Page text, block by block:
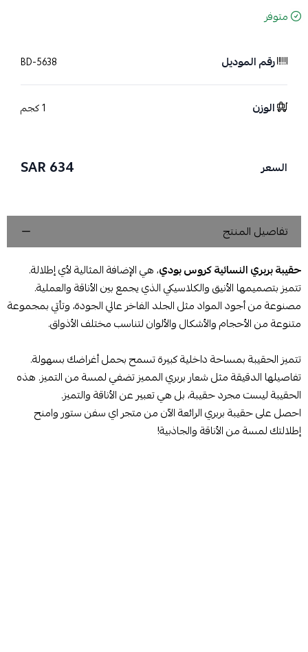
متوفر
رقم الموديل BD-5638
الوزن 1 كجم
السعر 634 SAR
تفاصيل المنتج
حقيبة بربري النسائية كروس بودي، هي الإضافة المثالية لأي إطلالة.
تتميز بتصميمها الأنيق والكلاسيكي الذي يجمع بين الأناقة والعملية.
مصنوعة من أجود المواد مثل الجلد الفاخر عالي الجودة، وتأتي بمجموعة
متنوعة من الأحجام والأشكال والألوان لتناسب مختلف الأذواق.
تتميز الحقيبة بمساحة داخلية كبيرة تسمح بحمل أغراضك بسهولة.
تفاصيلها الدقيقة مثل شعار بربري المميز تضفي لمسة من التميز. هذه
الحقيبة ليست مجرد حقيبة، بل هي تعبير عن الأناقة والتميز.
احصل على حقيبة بربري الرائعة الآن من متجر اي سفن ستور وامنح
إطلالتك لمسة من الأناقة والجاذبية!